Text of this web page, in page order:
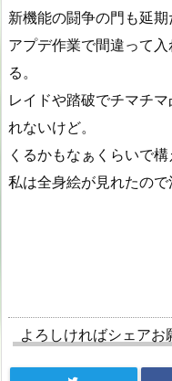
新機能の闘争の門も延期
アプデ作業で間違って
る。
レイドや踏破でチマチ
れないけど。
くるかもなぁくらいで構
私は全身絵が見れたので
よろしければシェアお